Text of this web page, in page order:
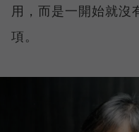
用，而是一開始就沒
項。